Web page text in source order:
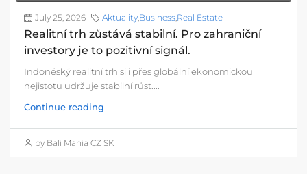
July 25, 2026 Aktuality,Business,Real Estate
Realitní trh zůstává stabilní. Pro zahraniční
investory je to pozitivní signál.
Indonéský realitní trh si i přes globální ekonomickou
nejistotu udržuje stabilní růst....
Continue reading
by Bali Mania CZ SK